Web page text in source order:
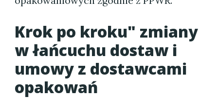
Krok po kroku" zmiany
w łańcuchu dostaw i
umowy z dostawcami
opakowań